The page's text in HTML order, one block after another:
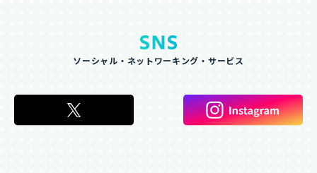
ソーシャル・ネットワーキング・サービス